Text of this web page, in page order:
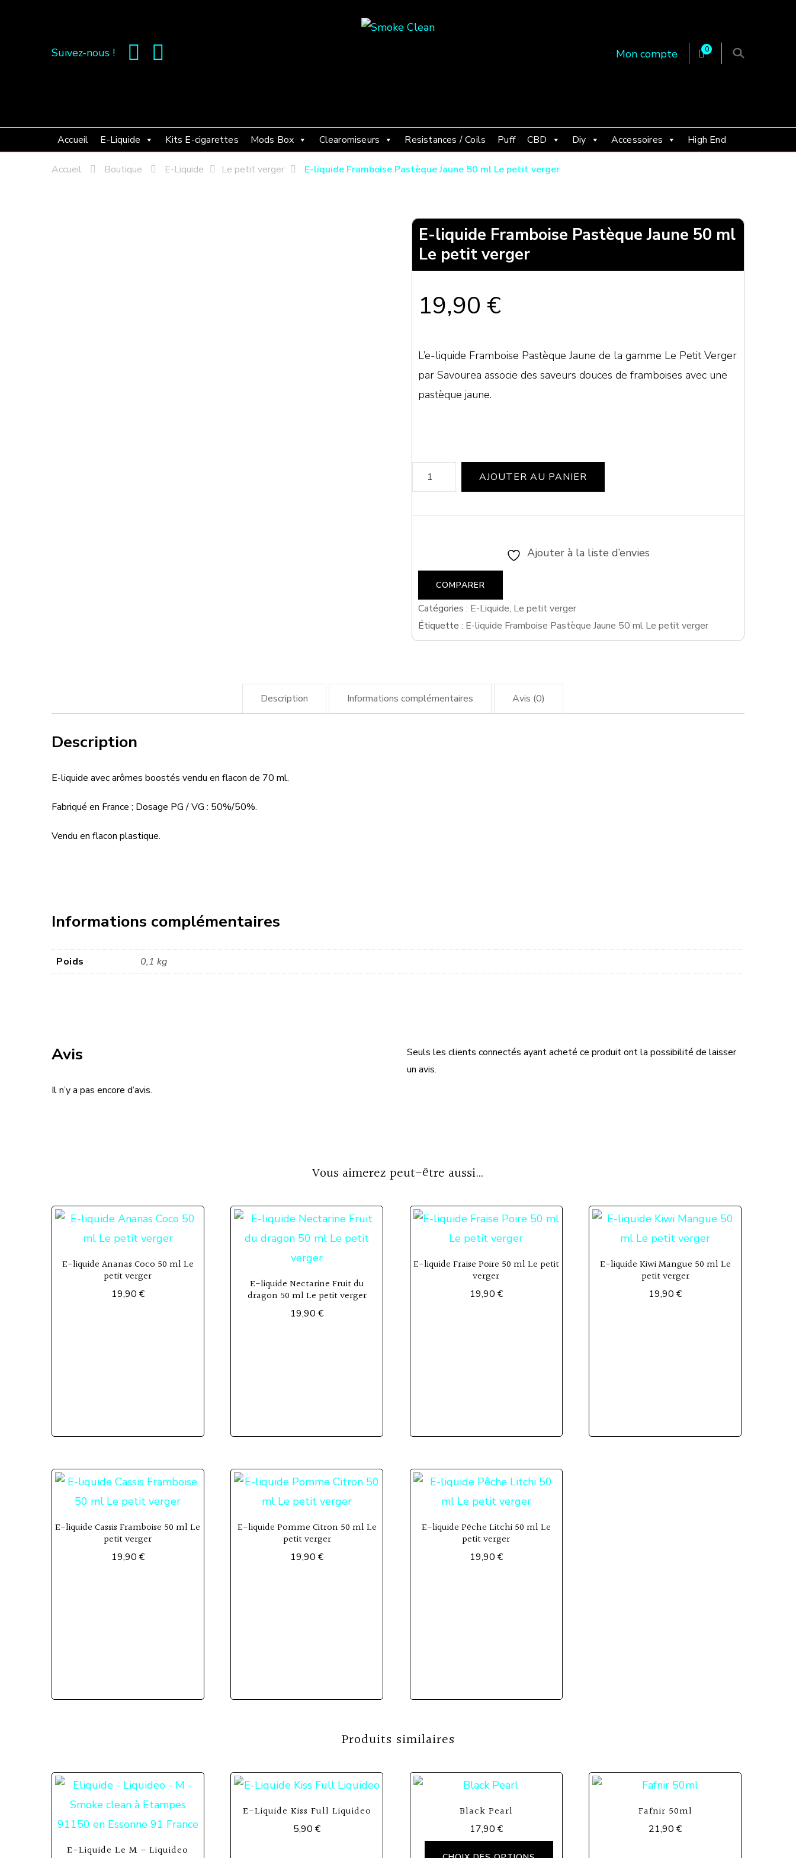
Suivez-nous ! Mon compte 0
Accueil E-Liquide Kits E-cigarettes Mods Box Clearomiseurs Resistances / Coils Puff CBD Diy Accessoires High End
Accueil Boutique E-Liquide Le petit verger E-liquide Framboise Pastèque Jaune 50 ml Le petit verger
E-liquide Framboise Pastèque Jaune 50 ml
Le petit verger
19,90 €
L’e-liquide Framboise Pastèque Jaune de la gamme Le Petit Verger
par Savourea associe des saveurs douces de framboises avec une
pastèque jaune.
quantité
de
Pastèque
Jaune
50
ml
verger
AJOUTER AU PANIER
Ajouter à la liste d’envies
COMPARER
Catégories : E-Liquide, Le petit verger
Étiquette : E-liquide Framboise Pastèque Jaune 50 ml Le petit verger
Description Informations complémentaires Avis (0)
Description
E-liquide avec arômes boostés vendu en flacon de 70 ml.
Fabriqué en France ; Dosage PG / VG : 50%/50%.
Vendu en flacon plastique.
Informations complémentaires
Poids 0,1 kg
Avis
Il n’y a pas encore d’avis.
Seuls les clients connectés ayant acheté ce produit ont la possibilité de laisser
un avis.
Vous aimerez peut-être aussi…
E-liquide Ananas Coco 50 ml Le
petit verger
19,90 €
E-liquide Nectarine Fruit du
dragon 50 ml Le petit verger
19,90€
E-liquide Fraise Poire 50 ml Le petit
verger
19,90 €
E-liquide Kiwi Mangue 50 ml Le
petit verger
19,90€
E-liquide Cassis Framboise 50 ml Le
petit verger
19,90 €
E-liquide Pomme Citron 50 ml Le
petit verger
19,90€
E-liquide Pêche Litchi 50 ml Le
petit verger
19,90 €
Produits similaires
E-Liquide Le M – Liquideo
E-Liquide Kiss Full Liquideo
5,90€
Black Pearl
17,90 €
Fafnir 50ml
21,90€